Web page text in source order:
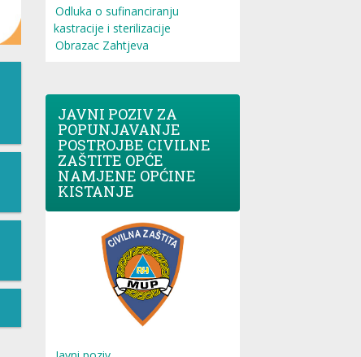
Odluka o sufinanciranju
kastracije i sterilizacije
Obrazac Zahtjeva
JAVNI POZIV ZA
POPUNJAVANJE
POSTROJBE CIVILNE
ZAŠTITE OPĆE
NAMJENE OPĆINE
KISTANJE